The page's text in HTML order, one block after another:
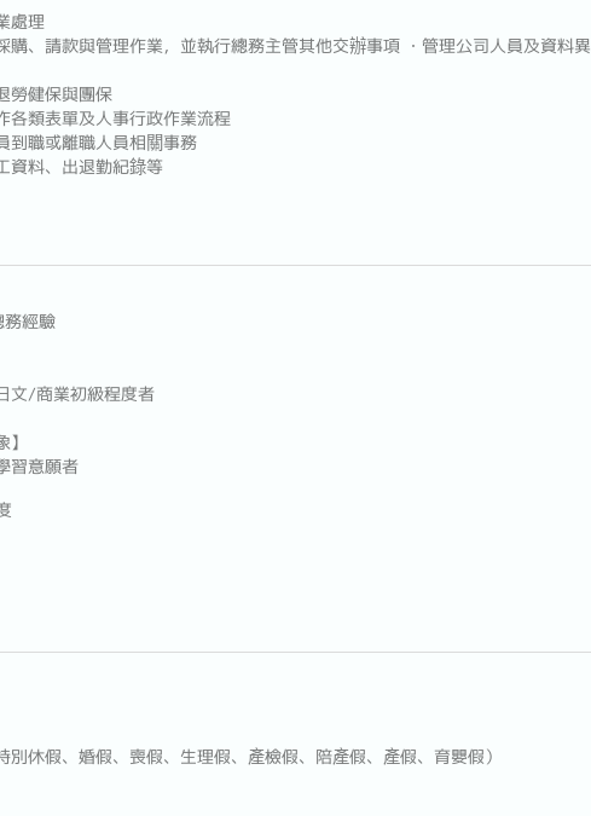
處理
購、請款與管理作業，並執行總務主管其他交辦事項 ・管理公司人員及資料異
勞健保與團保
各類表單及人事行政作業流程
到職或離職人員相關事務
資料、出退勤紀錄等
務經驗
文/商業初級程度者
習意願者
別休假、婚假、喪假、生理假、產檢假、陪產假、產假、育嬰假）